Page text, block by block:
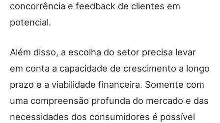
concorrência e feedback de clientes em
potencial.
Além disso, a escolha do setor precisa levar
em conta a capacidade de crescimento a longo
prazo e a viabilidade financeira. Somente com
uma compreensão profunda do mercado e das
necessidades dos consumidores é possível